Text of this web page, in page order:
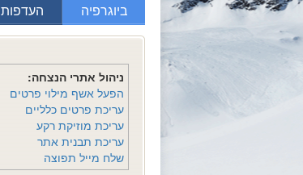
ביוגרפיה העדפות
ניהול אתרי הנצחה:
הפעל אשף מילוי פרטים
עריכת פרטים כלליים
עריכת מוזיקת רקע
עריכת תבנית אתר
שלח מייל תפוצה